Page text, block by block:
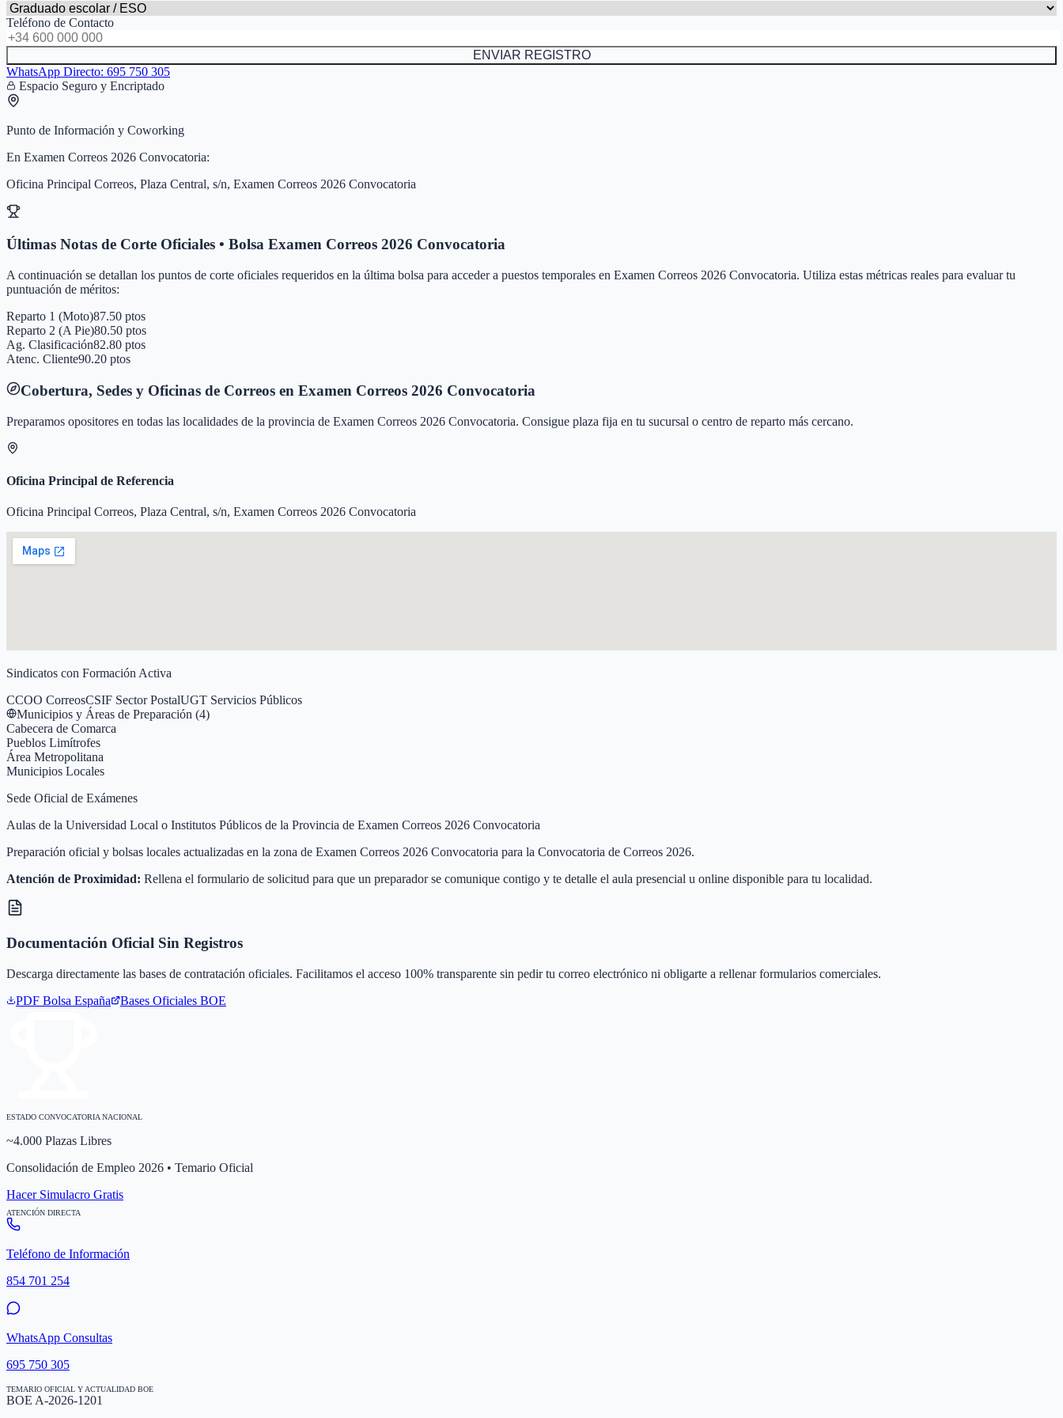
Teléfono de Contacto
ENVIAR REGISTRO
WhatsApp Directo: 695 750 305
Espacio Seguro y Encriptado
Punto de Información y Coworking
En Examen Correos 2026 Convocatoria:
Oficina Principal Correos, Plaza Central, s/n, Examen Correos 2026 Convocatoria
Últimas Notas de Corte Oficiales • Bolsa Examen Correos 2026 Convocatoria
A continuación se detallan los puntos de corte oficiales requeridos en la última bolsa para acceder a puestos temporales en Examen Correos 2026 Convocatoria. Utiliza estas métricas reales para evaluar tu
puntuación de méritos:
Reparto 1 (Moto)87.50 ptos
Reparto 2 (A Pie)80.50 ptos
Ag. Clasificación82.80 ptos
Atenc. Cliente90.20 ptos
Cobertura, Sedes y Oficinas de Correos en Examen Correos 2026 Convocatoria
Preparamos opositores en todas las localidades de la provincia de Examen Correos 2026 Convocatoria. Consigue plaza fija en tu sucursal o centro de reparto más cercano.
Oficina Principal de Referencia
Oficina Principal Correos, Plaza Central, s/n, Examen Correos 2026 Convocatoria
Sindicatos con Formación Activa
CCOO CorreosCSIF Sector PostalUGT Servicios Públicos
Municipios y Áreas de Preparación (4)
Cabecera de Comarca
Pueblos Limítrofes
Área Metropolitana
Municipios Locales
Sede Oficial de Exámenes
Aulas de la Universidad Local o Institutos Públicos de la Provincia de Examen Correos 2026 Convocatoria
Preparación oficial y bolsas locales actualizadas en la zona de Examen Correos 2026 Convocatoria para la Convocatoria de Correos 2026.
Atención de Proximidad: Rellena el formulario de solicitud para que un preparador se comunique contigo y te detalle el aula presencial u online disponible para tu localidad.
Documentación Oficial Sin Registros
Descarga directamente las bases de contratación oficiales. Facilitamos el acceso 100% transparente sin pedir tu correo electrónico ni obligarte a rellenar formularios comerciales.
PDF Bolsa España Bases Oficiales BOE
ESTADO CONVOCATORIA NACIONAL
~4.000 Plazas Libres
Consolidación de Empleo 2026 • Temario Oficial
Hacer Simulacro Gratis
ATENCIÓN DIRECTA
Teléfono de Información
854 701 254
WhatsApp Consultas
695 750 305
TEMARIO OFICIAL Y ACTUALIDAD BOE
BOE A-2026-1201